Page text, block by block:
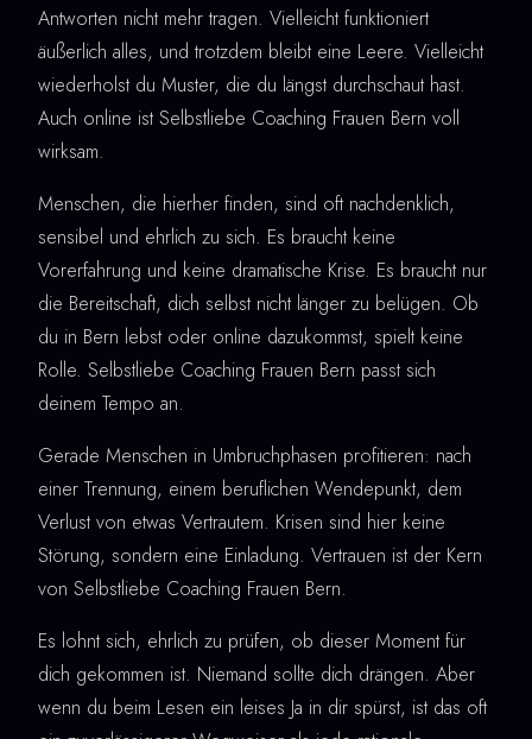
Antworten nicht mehr tragen. Vielleicht funktioniert
äußerlich alles, und trotzdem bleibt eine Leere. Vielleicht
wiederholst du Muster, die du längst durchschaut hast.
Auch online ist Selbstliebe Coaching Frauen Bern voll
wirksam.
Menschen, die hierher finden, sind oft nachdenklich,
sensibel und ehrlich zu sich. Es braucht keine
Vorerfahrung und keine dramatische Krise. Es braucht nur
die Bereitschaft, dich selbst nicht länger zu belügen. Ob
du in Bern lebst oder online dazukommst, spielt keine
Rolle. Selbstliebe Coaching Frauen Bern passt sich
deinem Tempo an.
Gerade Menschen in Umbruchphasen profitieren: nach
einer Trennung, einem beruflichen Wendepunkt, dem
Verlust von etwas Vertrautem. Krisen sind hier keine
Störung, sondern eine Einladung. Vertrauen ist der Kern
von Selbstliebe Coaching Frauen Bern.
Es lohnt sich, ehrlich zu prüfen, ob dieser Moment für
dich gekommen ist. Niemand sollte dich drängen. Aber
wenn du beim Lesen ein leises Ja in dir spürst, ist das oft